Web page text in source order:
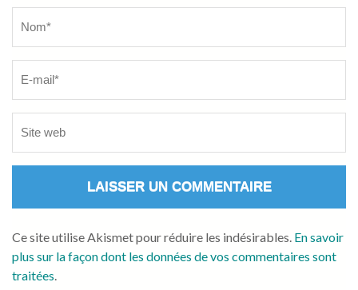
Ce site utilise Akismet pour réduire les indésirables. En savoir
plus sur la façon dont les données de vos commentaires sont
traitées